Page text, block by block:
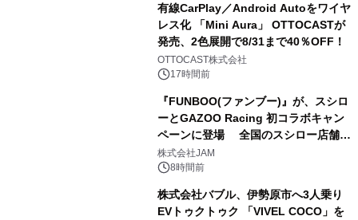
有線CarPlay／Android Autoをワイヤ
レス化 「Mini Aura」 OTTOCASTが
発売、2色展開で8/31まで40％OFF！
OTTOCAST株式会社
17時間前
『FUNBOO(ファンブー)』が、スシロ
ーとGAZOO Racing 初コラボキャン
ペーンに登場 全国のスシロー店舗で
GR 4車種の FUNBOO(ミニカー)付き
メニューが展開されます
株式会社JAM
8時間前
株式会社バブル、伊勢原市へ3人乗り
EVトゥクトゥク 「VIVEL COCO」を